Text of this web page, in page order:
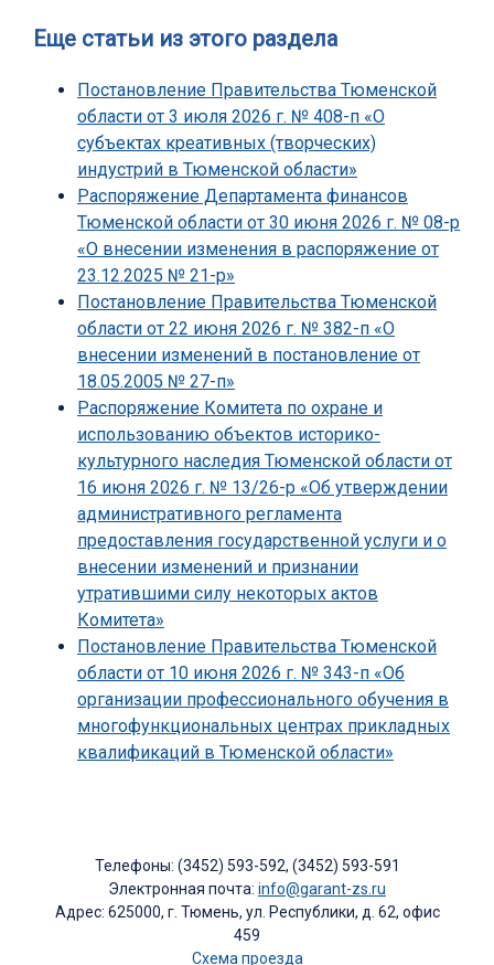
Еще статьи из этого раздела
Постановление Правительства Тюменской
области от 3 июля 2026 г. № 408-п «О
субъектах креативных (творческих)
индустрий в Тюменской области»
Распоряжение Департамента финансов
Тюменской области от 30 июня 2026 г. № 08-р
«О внесении изменения в распоряжение от
23.12.2025 № 21-р»
Постановление Правительства Тюменской
области от 22 июня 2026 г. № 382-п «О
внесении изменений в постановление от
18.05.2005 № 27-п»
Распоряжение Комитета по охране и
использованию объектов историко-
культурного наследия Тюменской области от
16 июня 2026 г. № 13/26-р «Об утверждении
административного регламента
предоставления государственной услуги и о
внесении изменений и признании
утратившими силу некоторых актов
Комитета»
Постановление Правительства Тюменской
области от 10 июня 2026 г. № 343-п «Об
организации профессионального обучения в
многофункциональных центрах прикладных
квалификаций в Тюменской области»
Телефоны: (3452) 593-592, (3452) 593-591
Электронная почта: info@garant-zs.ru
Адрес: 625000, г. Тюмень, ул. Республики, д. 62, офис
459
Схема проезда